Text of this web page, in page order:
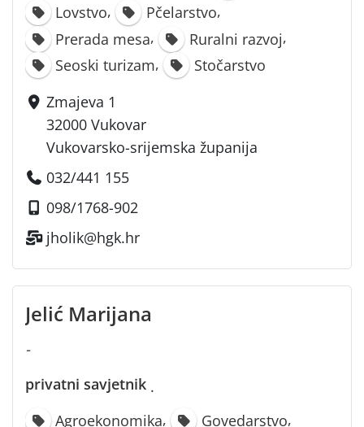
Lovstvo, Pčelarstvo,
Prerada mesa, Ruralni razvoj,
Seoski turizam,
Stočarstvo
Zmajeva 1
32000 Vukovar
Vukovarsko-srijemska županija
032/441 155
098/1768-902
jholik@hgk.hr
Jelić Marijana
-
privatni savjetnik ·
Agroekonomika, Govedarstvo,